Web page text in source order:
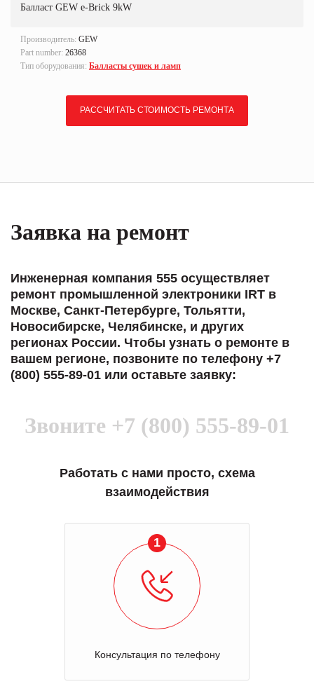
Балласт GEW e-Brick 9kW
Производитель: GEW
Part number: 26368
Тип оборудования: Балласты сушек и ламп
РАССЧИТАТЬ СТОИМОСТЬ РЕМОНТА
Заявка на ремонт
Инженерная компания 555 осуществляет
ремонт промышленной электроники IRT в
Москве, Санкт-Петербурге, Тольятти,
Новосибирске, Челябинске, и других
регионах России. Чтобы узнать о ремонте в
вашем регионе, позвоните по телефону +7
(800) 555-89-01 или оставьте заявку:
Звоните +7 (800) 555-89-01
Работать с нами просто, схема
взаимодействия
1
Консультация по телефону